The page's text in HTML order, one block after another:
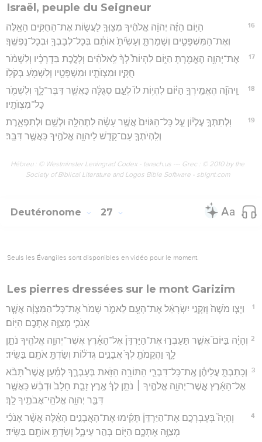
Israël, peuple du Seigneur
16
הַיּ֣וֹם הַזֶּ֗ה יְהוָ֨ה אֱלֹהֶ֜יךָ מְצַוְּךָ֧ לַעֲשׂ֛וֹת אֶת־הַחֻקִּ֥ים הָאֵ֖לֶּה
וְאֶת־הַמִּשְׁפָּטִ֑ים וְשָׁמַרְתָּ֤ וְעָשִׂ֙יתָ֙ אוֹתָ֔ם בְּכָל־לְבָבְךָ֖ וּבְכָל־נַפְשֶֽׁךָ׃
17
אֶת־יְהוָ֥ה הֶאֱמַ֖רְתָּ הַיּ֑וֹם לִהְיוֹת֩ לְךָ֨ לֵֽאלֹהִ֜ים וְלָלֶ֣כֶת בִּדְרָכָ֗יו וְלִשְׁמֹ֨ר
חֻקָּ֧יו וּמִצְוֺתָ֛יו וּמִשְׁפָּטָ֖יו וְלִשְׁמֹ֥עַ בְּקֹלֽוֹ׃
18
וַֽיהוָ֞ה הֶאֱמִֽירְךָ֣ הַיּ֗וֹם לִהְי֥וֹת לוֹ֙ לְעַ֣ם סְגֻלָּ֔ה כַּאֲשֶׁ֖ר דִּבֶּר־לָ֑ךְ וְלִשְׁמֹ֖ר
כָּל־מִצְוֺתָֽיו׃
19
וּֽלְתִתְּךָ֣ עֶלְי֗וֹן עַ֤ל כָּל־הַגּוֹיִם֙ אֲשֶׁ֣ר עָשָׂ֔ה לִתְהִלָּ֖ה וּלְשֵׁ֣ם וּלְתִפְאָ֑רֶת
וְלִֽהְיֹתְךָ֧ עַם־קָדֹ֛שׁ לַיהוָ֥ה אֱלֹהֶ֖יךָ כַּאֲשֶׁ֥ר דִּבֵּֽר׃
Hébreu : © Westminster Leningrad Codex - tanach.us --- Grec : © 2010 by the
Society of Biblical Literature and Logos Bible Software - sblgnt.com
Deutéronome 27
Seuls les Évangiles sont disponibles en vidéo pour le moment.
Les pierres dressées sur le mont Garizim
1
וַיְצַ֤ו מֹשֶׁה֙ וְזִקְנֵ֣י יִשְׂרָאֵ֔ל אֶת־הָעָ֖ם לֵאמֹ֑ר שָׁמֹר֙ אֶת־כָּל־הַמִּצְוָ֔ה אֲשֶׁ֧ר
אָנֹכִ֛י מְצַוֶּ֥ה אֶתְכֶ֖ם הַיּֽוֹם׃
2 וְהָיָ֗ה בַּיּוֹם֮ אֲשֶׁ֣ר תַּעַבְר֣וּ אֶת־הַיַּרְדֵּן֒ אֶל־הָאָ֕רֶץ אֲשֶׁר־יְהוָ֥ה אֱלֹהֶ֖יךָ נֹתֵ֣ן
לָ֑ךְ וַהֲקֵמֹתָ֤ לְךָ֙ אֲבָנִ֣ים גְּדֹל֔וֹת וְשַׂדְתָּ֥ אֹתָ֖ם בַּשִּֽׂיד׃
3
וְכָתַבְתָּ֣ עֲלֵיהֶ֗ן אֶֽת־כָּל־דִּבְרֵ֛י הַתּוֹרָ֥ה הַזֹּ֖את בְּעָבְרֶ֑ךָ לְמַ֡עַן אֲשֶׁר֩ תָּבֹ֨א
אֶל־הָאָ֜רֶץ אֲ‍ֽשֶׁר־יְהוָ֥ה אֱלֹהֶ֣יךָ ׀ נֹתֵ֣ן לְךָ֗ אֶ֣רֶץ זָבַ֤ת חָלָב֙ וּדְבַ֔שׁ כַּאֲשֶׁ֥ר
דִּבֶּ֛ר יְהוָ֥ה אֱלֹהֵֽי־אֲבֹתֶ֖יךָ לָֽךְ׃
4
וְהָיָה֮ בְּעָבְרְכֶ֣ם אֶת־הַיַּרְדֵּן֒ תָּקִ֜ימוּ אֶת־הָאֲבָנִ֣ים הָאֵ֗לֶּה אֲשֶׁ֨ר אָנֹכִ֜י
מְצַוֶּ֥ה אֶתְכֶ֛ם הַיּ֖וֹם בְּהַ֣ר עֵיבָ֑ל וְשַׂדְתָּ֥ אוֹתָ֖ם בַּשִּֽׂיד׃